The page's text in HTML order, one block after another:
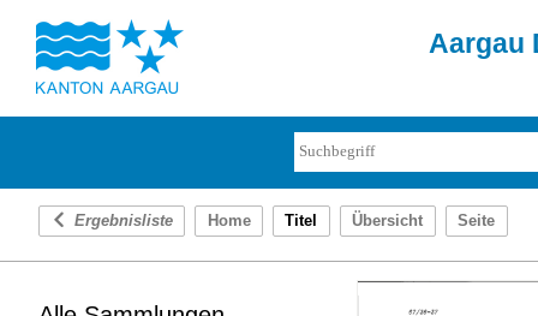
Aargau
Ergebnisliste Home Titel Übersicht Seite